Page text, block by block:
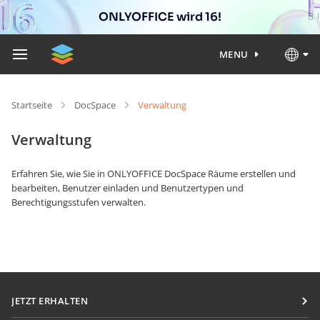
ONLYOFFICE wird 16!
MENU
Startseite DocSpace Verwaltung
Verwaltung
Erfahren Sie, wie Sie in ONLYOFFICE DocSpace Räume erstellen und
bearbeiten, Benutzer einladen und Benutzertypen und
Berechtigungsstufen verwalten.
JETZT ERHALTEN